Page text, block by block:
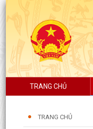
TRANG CHỦ
TRANG CHỦ